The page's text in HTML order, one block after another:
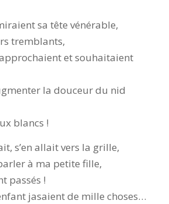
sa tête vénérable,
tremblants,
et souhaitaient
la douceur du nid
blancs !
s’en allait vers la grille,
à ma petite fille,
passés !
jasaient de mille choses…